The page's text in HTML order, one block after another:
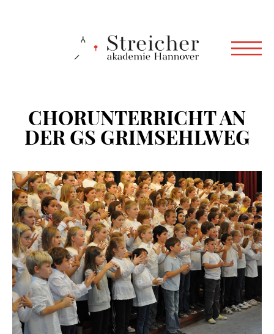
CHORUNTERRICHT AN
DER GS GRIMSEHLWEG